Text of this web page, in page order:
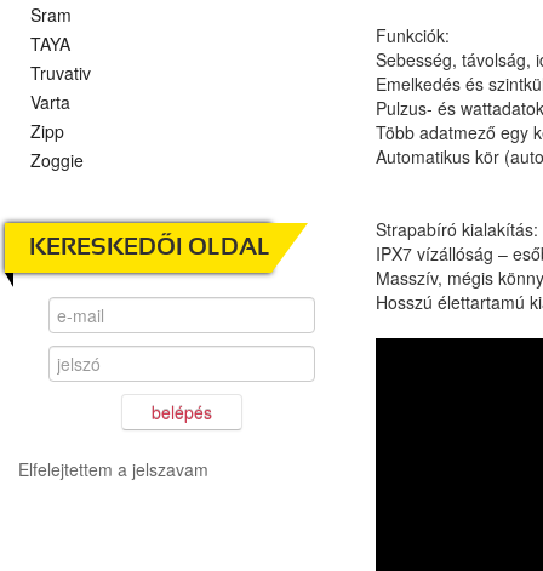
Sram
TAYA
Truvativ
Varta
Zipp
Zoggie
KERESKEDŐI OLDAL
belépés
Elfelejtettem a jelszavam
Funkciók:
Sebesség, távolság,
Emelkedés és
Pulzus- és
Több adatmező egy
Automatikus kör
Strapabíró kialakítás:
IPX7 vízállóság –
Masszív, mégis
Hosszú élettartamú